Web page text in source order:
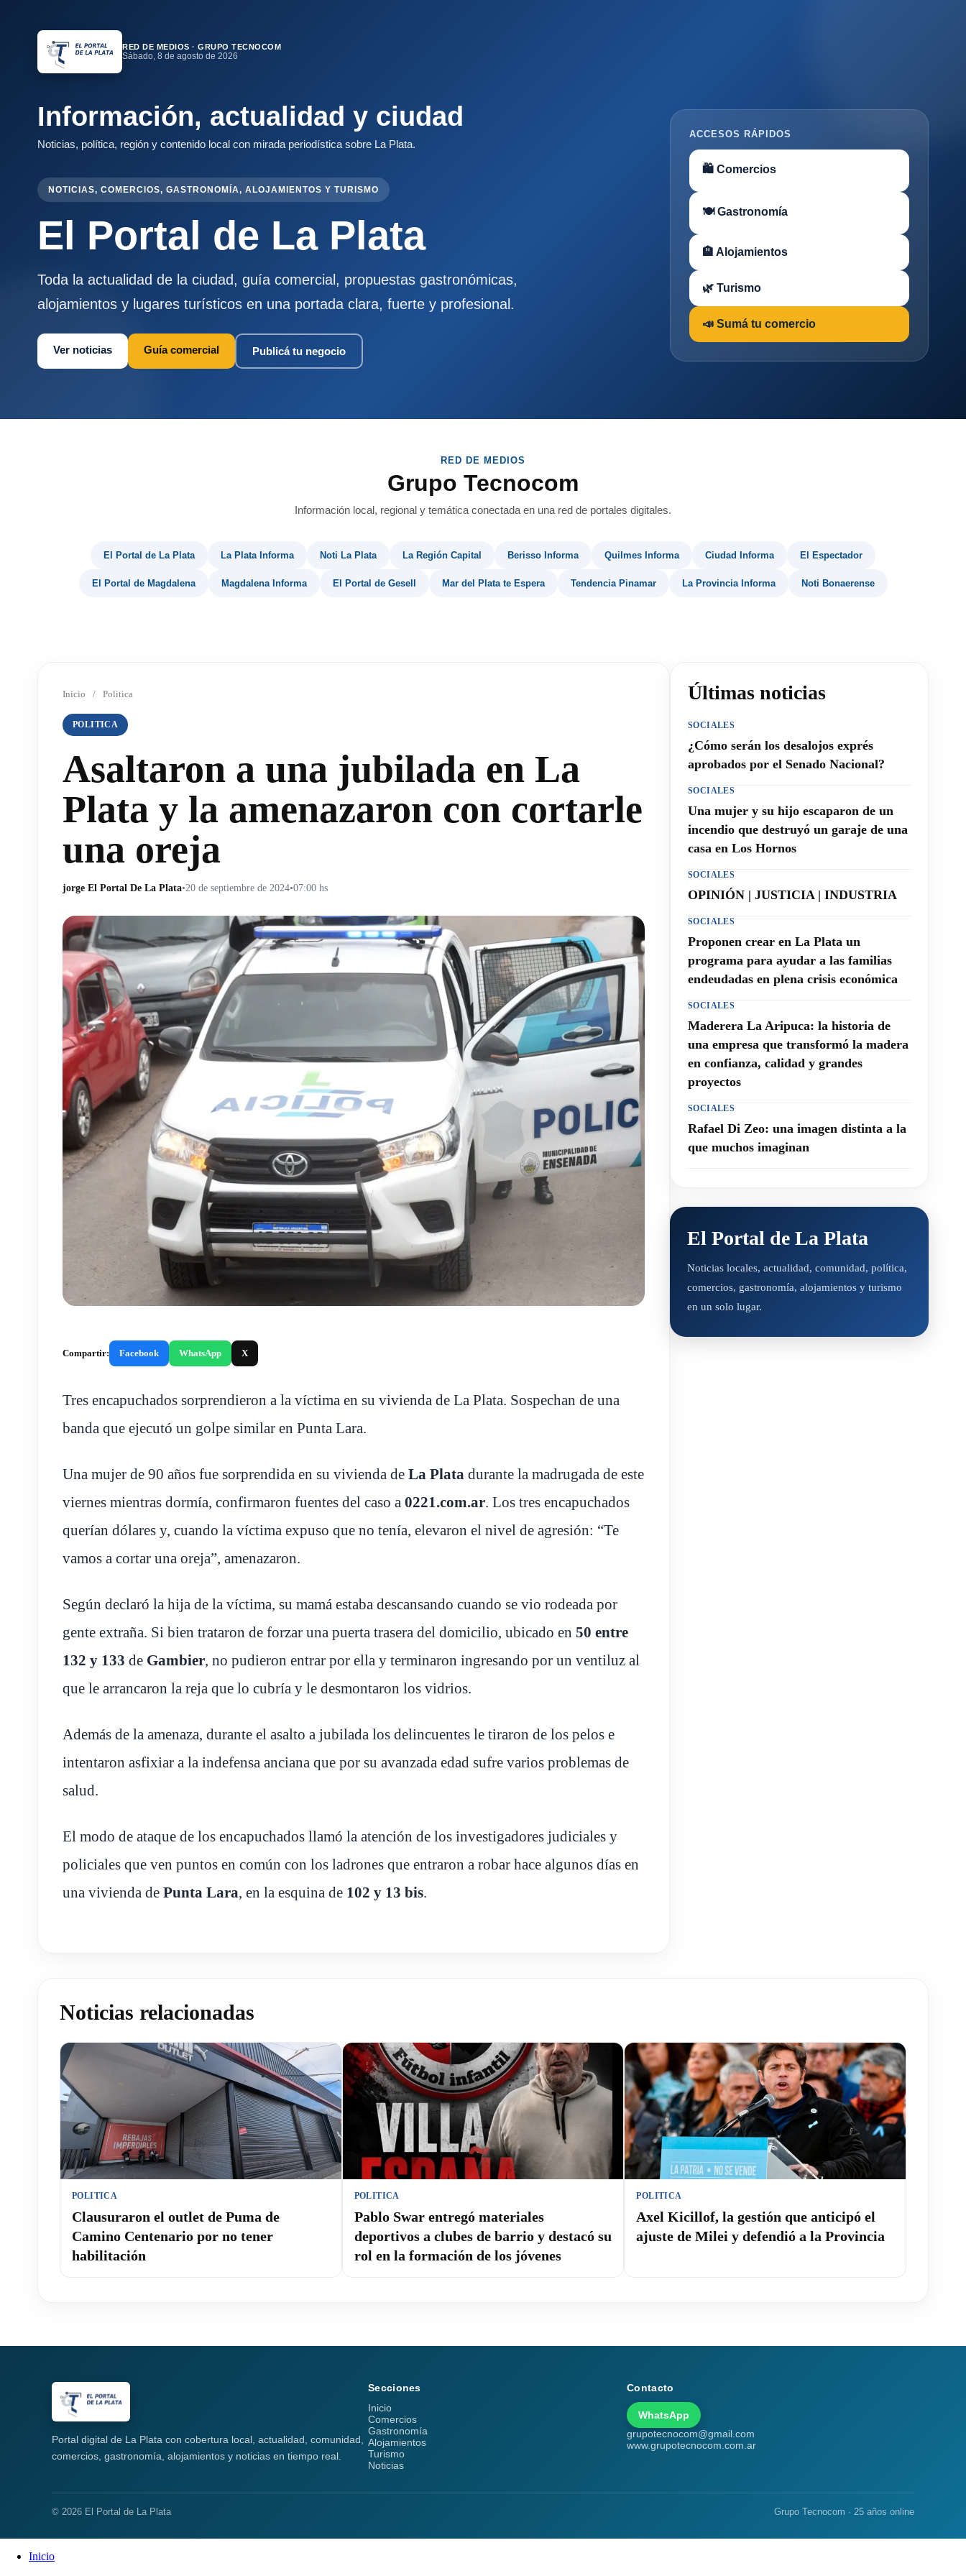
RED DE MEDIOS · GRUPO TECNOCOM
Sábado, 8 de agosto de 2026
Información, actualidad y ciudad
Noticias, política, región y contenido local con mirada periodística sobre La Plata.
NOTICIAS, COMERCIOS, GASTRONOMÍA, ALOJAMIENTOS Y TURISMO
El Portal de La Plata
Toda la actualidad de la ciudad, guía comercial, propuestas gastronómicas,
alojamientos y lugares turísticos en una portada clara, fuerte y profesional.
Ver noticias Guía comercial Publicá tu negocio
ACCESOS RÁPIDOS
🛍 Comercios
🍽 Gastronomía
🏨 Alojamientos
🌿 Turismo
📣 Sumá tu comercio
RED DE MEDIOS
Grupo Tecnocom
Información local, regional y temática conectada en una red de portales digitales.
El Portal de La Plata La Plata Informa Noti La Plata La Región Capital Berisso Informa Quilmes Informa Ciudad Informa El Espectador
El Portal de Magdalena Magdalena Informa El Portal de Gesell Mar del Plata te Espera Tendencia Pinamar La Provincia Informa Noti Bonaerense
Inicio / Politica
POLITICA
Asaltaron a una jubilada en La
Plata y la amenazaron con cortarle
una oreja
jorge El Portal De La Plata•20 de septiembre de 2024•07:00 hs
Compartir: Facebook WhatsApp X
Tres encapuchados sorprendieron a la víctima en su vivienda de La Plata. Sospechan de una
banda que ejecutó un golpe similar en Punta Lara.
Una mujer de 90 años fue sorprendida en su vivienda de La Plata durante la madrugada de este
viernes mientras dormía, confirmaron fuentes del caso a 0221.com.ar. Los tres encapuchados
querían dólares y, cuando la víctima expuso que no tenía, elevaron el nivel de agresión: “Te
vamos a cortar una oreja”, amenazaron.
Según declaró la hija de la víctima, su mamá estaba descansando cuando se vio rodeada por
gente extraña. Si bien trataron de forzar una puerta trasera del domicilio, ubicado en 50 entre
132 y 133 de Gambier, no pudieron entrar por ella y terminaron ingresando por un ventiluz al
que le arrancaron la reja que lo cubría y le desmontaron los vidrios.
Además de la amenaza, durante el asalto a jubilada los delincuentes le tiraron de los pelos e
intentaron asfixiar a la indefensa anciana que por su avanzada edad sufre varios problemas de
salud.
El modo de ataque de los encapuchados llamó la atención de los investigadores judiciales y
policiales que ven puntos en común con los ladrones que entraron a robar hace algunos días en
una vivienda de Punta Lara, en la esquina de 102 y 13 bis.
Últimas noticias
SOCIALES
¿Cómo serán los desalojos exprés
aprobados por el Senado Nacional?
SOCIALES
Una mujer y su hijo escaparon de un
incendio que destruyó un garaje de una
casa en Los Hornos
SOCIALES
OPINIÓN | JUSTICIA | INDUSTRIA
SOCIALES
Proponen crear en La Plata un
programa para ayudar a las familias
endeudadas en plena crisis económica
SOCIALES
Maderera La Aripuca: la historia de
una empresa que transformó la madera
en confianza, calidad y grandes
proyectos
SOCIALES
Rafael Di Zeo: una imagen distinta a la
que muchos imaginan
El Portal de La Plata
Noticias locales, actualidad, comunidad, política,
comercios, gastronomía, alojamientos y turismo
en un solo lugar.
Noticias relacionadas
POLITICA
Clausuraron el outlet de Puma de
Camino Centenario por no tener
habilitación
POLITICA
Pablo Swar entregó materiales
deportivos a clubes de barrio y destacó su
rol en la formación de los jóvenes
POLITICA
Axel Kicillof, la gestión que anticipó el
ajuste de Milei y defendió a la Provincia
Portal digital de La Plata con cobertura local, actualidad, comunidad,
comercios, gastronomía, alojamientos y noticias en tiempo real.
Secciones
Inicio
Comercios
Gastronomía
Alojamientos
Turismo
Noticias
Contacto
WhatsApp
grupotecnocom@gmail.com
www.grupotecnocom.com.ar
© 2026 El Portal de La Plata Grupo Tecnocom · 25 años online
Inicio